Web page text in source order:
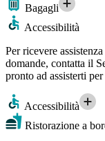
Bagagli
Accessibilità
Per ricevere
domande, contatta il
pronto ad assisterti
Accessibilità
Ristorazione a